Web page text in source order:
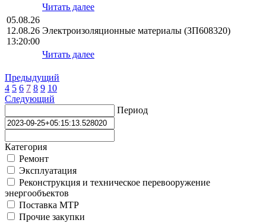
Читать далее
05.08.26
12.08.26
13:20:00
Электроизоляционные материалы (ЗП608320)
Читать далее
Предыдущий
4 5 6 7 8 9 10
Следующий
Период
Категория
Ремонт
Эксплуатация
Реконструкция и техническое перевооружение
энергообъектов
Поставка МТР
Прочие закупки